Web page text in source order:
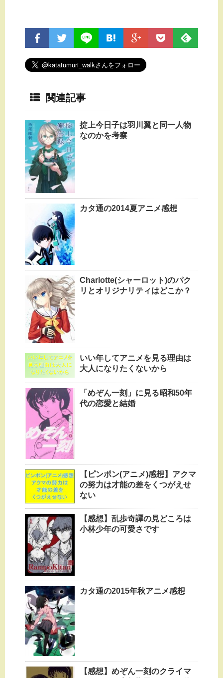
関連記事
掟上今日子は羽川翼と同一人物
なのかを考察
カタ通の2014夏アニメ感想
Charlotte(シャーロット)のパク
リとオリジナリティはどこか？
いい年してアニメを見る理由は
大人になりたくないから
「めぞん一刻」に見る昭和50年
代の恋愛と結婚
【ピンポン(アニメ)感想】アクマ
の努力は才能の差をくつがえせ
ない
【感想】乱歩奇譚の見どころは
小林少年の可愛さです
カタ通の2015年秋アニメ感想
【感想】めぞん一刻のクライマ